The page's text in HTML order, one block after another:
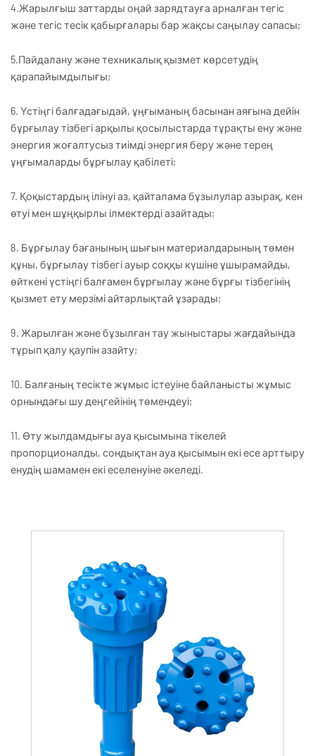
4.Жарылғыш заттарды оңай зарядтауға арналған тегіс
және тегіс тесік қабырғалары бар жақсы саңылау сапасы;
5.Пайдалану және техникалық қызмет көрсетудің
қарапайымдылығы;
6. Үстіңгі балғадағыдай, ұңғыманың басынан аяғына дейін
бұрғылау тізбегі арқылы қосылыстарда тұрақты ену және
энергия жоғалтусыз тиімді энергия беру және терең
ұңғымаларды бұрғылау қабілеті;
7. Қоқыстардың ілінуі аз, қайталама бұзылулар азырақ, кен
өтуі мен шұңқырлы ілмектерді азайтады;
8. Бұрғылау бағанының шығын материалдарының төмен
құны, бұрғылау тізбегі ауыр соққы күшіне ұшырамайды,
өйткені үстіңгі балғамен бұрғылау және бұрғы тізбегінің
қызмет ету мерзімі айтарлықтай ұзарады;
9. Жарылған және бұзылған тау жыныстары жағдайында
тұрып қалу қаупін азайту;
10. Балғаның тесікте жұмыс істеуіне байланысты жұмыс
орнындағы шу деңгейінің төмендеуі;
11. Өту жылдамдығы ауа қысымына тікелей
пропорционалды, сондықтан ауа қысымын екі есе арттыру
енудің шамамен екі еселенуіне әкеледі.